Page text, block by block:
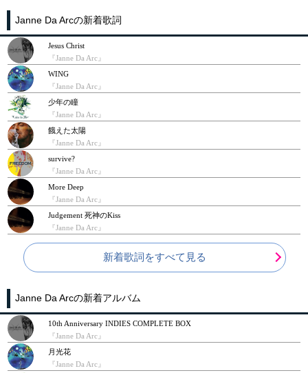
Janne Da Arcの新着歌詞
Jesus Christ
『Janne Da Arc』
WING
『Janne Da Arc』
少年の瞳
『Janne Da Arc』
餓えた太陽
『Janne Da Arc』
survive?
『Janne Da Arc』
More Deep
『Janne Da Arc』
Judgement 死神のKiss
『Janne Da Arc』
新着歌詞をすべて見る
Janne Da Arcの新着アルバム
10th Anniversary INDIES COMPLETE BOX
『Janne Da Arc』
月光花
『Janne Da Arc』